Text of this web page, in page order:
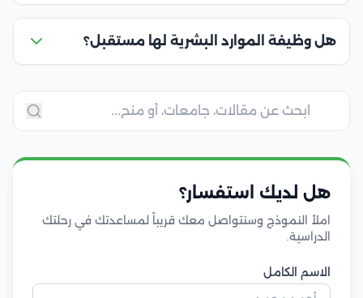
هل وظيفة الموارد البشرية لها مستقبل؟
هل لديك استفسار؟
املأ النموذج وسنتواصل معك قريباً لمساعدتك في رحلتك
الدراسية.
الاسم الكامل